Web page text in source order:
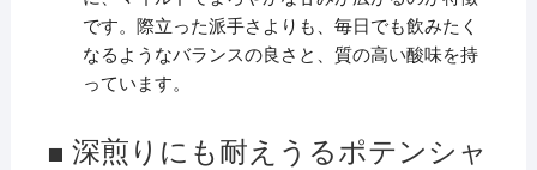
です。際立った派手さよりも、毎日でも飲みたく
なるようなバランスの良さと、質の高い酸味を持
っています。
■ 深煎りにも耐えうるポテンシャ